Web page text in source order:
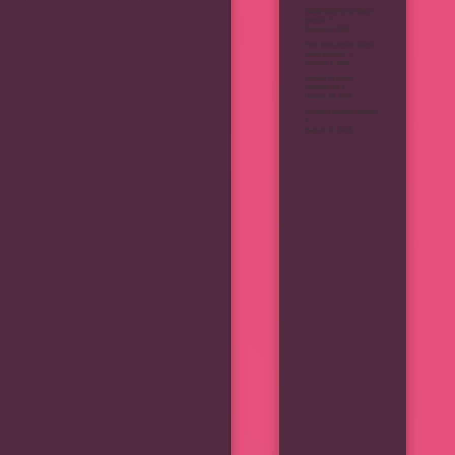
Göbek bağı hangi ağaca
gömülür ?
Temmuz 4, 2026
Elma satın alırken nelere
dikkat etmeliyiz ?
Temmuz 1, 2026
Amasra bir günde
gezilebilir mi ?
Haziran 30, 2026
Doneptin faydaları nelerdir
?
Haziran 20, 2026